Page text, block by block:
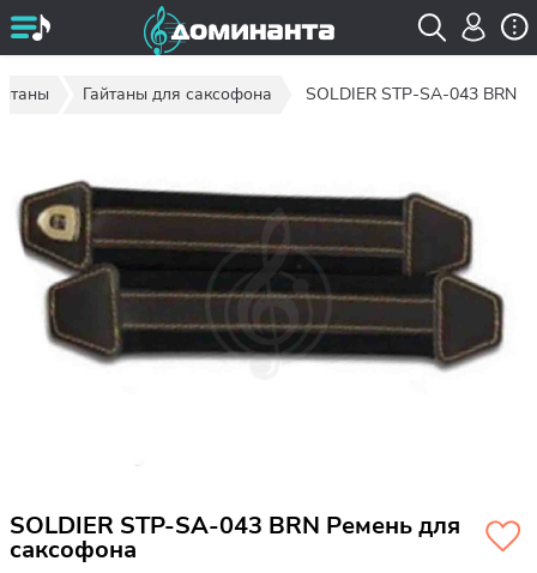
Гайтаны для саксофона SOLDIER STP-SA-043 BRN
SOLDIER STP-SA-043 BRN Ремень для
саксофона